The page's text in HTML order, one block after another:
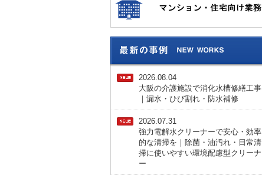
2026.08.04
大阪の介護施設で消化水槽修繕工事
｜漏水・ひび割れ・防水補修
2026.07.31
強力電解水クリーナーで安心・効率
的な清掃を｜除菌・油汚れ・日常清
掃に使いやすい環境配慮型クリーナ
ー